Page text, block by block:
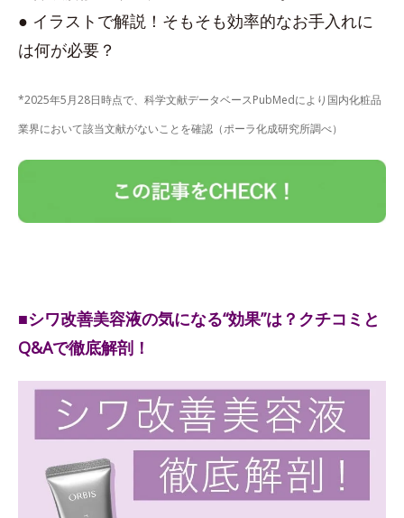
● イラストで解説！そもそも効率的なお手入れに
は何が必要？
*2025年5月28日時点で、科学文献データベースPubMedにより国内化粧品
業界において該当文献がないことを確認（ポーラ化成研究所調べ）
■シワ改善美容液の気になる“効果”は？クチコミと
Q&Aで徹底解剖！